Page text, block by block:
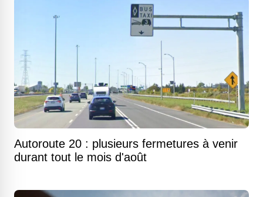
Autoroute 20 : plusieurs fermetures à venir
durant tout le mois d'août